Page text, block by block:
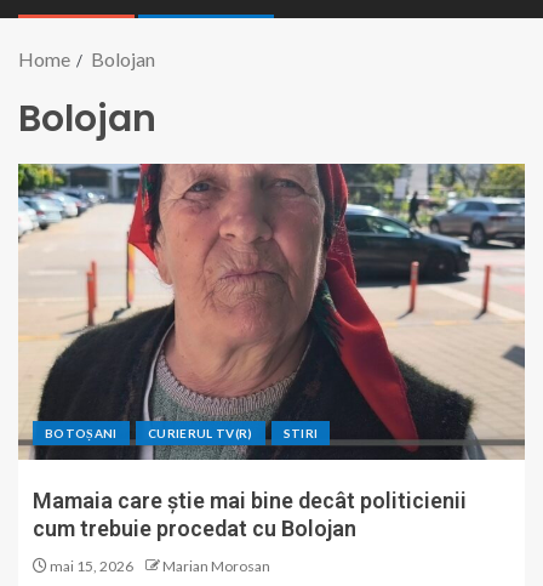
Home Bolojan
Bolojan
BOTOȘANI CURIERUL TV(R) STIRI
Mamaia care știe mai bine decât politicienii
cum trebuie procedat cu Bolojan
mai 15, 2026 Marian Morosan